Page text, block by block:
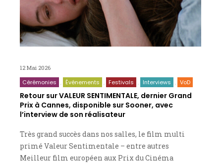
12 Mai 2026
Cérémonies Événements Festivals Interviews VoD
Retour sur VALEUR SENTIMENTALE, dernier Grand
Prix à Cannes, disponible sur Sooner, avec
l’interview de son réalisateur
Très grand succès dans nos salles, le film multi
primé Valeur Sentimentale – entre autres
Meilleur film européen aux Prix du Cinéma